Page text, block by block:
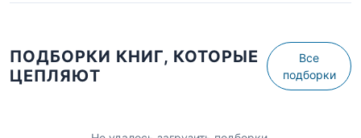
ПОДБОРКИ КНИГ, КОТОРЫЕ
ЦЕПЛЯЮТ
Все
подборки